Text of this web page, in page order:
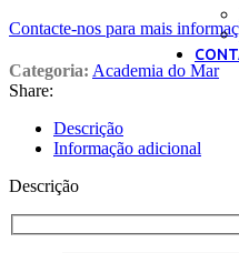
Contacte-nos para mais
Categoria: Academia do Mar
Share:
Descrição
Informação adicional
Descrição